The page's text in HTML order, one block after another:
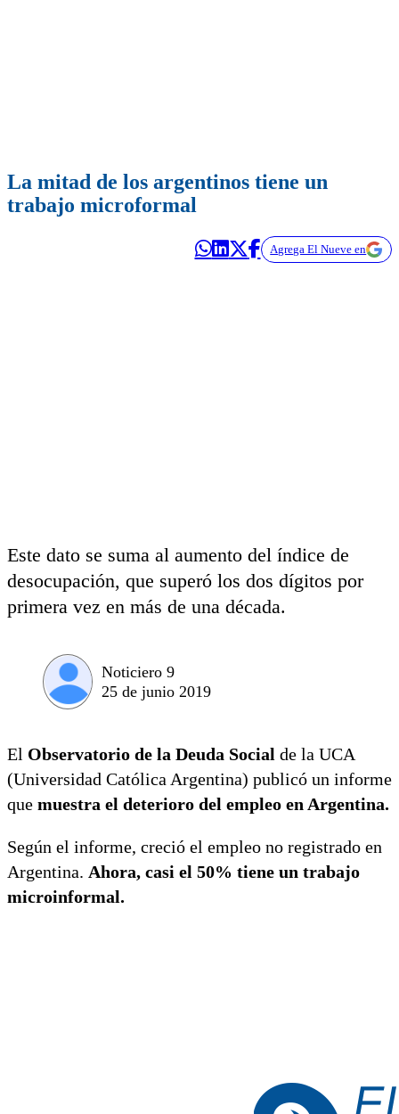
La mitad de los argentinos tiene un
trabajo microformal
Agrega El Nueve en
Este dato se suma al aumento del índice de
desocupación, que superó los dos dígitos por
primera vez en más de una década.
Noticiero 9
25 de junio 2019
El Observatorio de la Deuda Social de la UCA
(Universidad Católica Argentina) publicó un informe
que muestra el deterioro del empleo en Argentina.
Según el informe, creció el empleo no registrado en
Argentina. Ahora, casi el 50% tiene un trabajo
microinformal.